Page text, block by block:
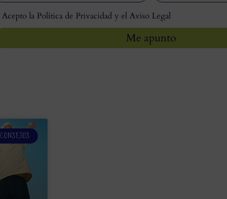
Acepto la Política de Privacidad y el Aviso Legal
Me apunto
CONSEJOS